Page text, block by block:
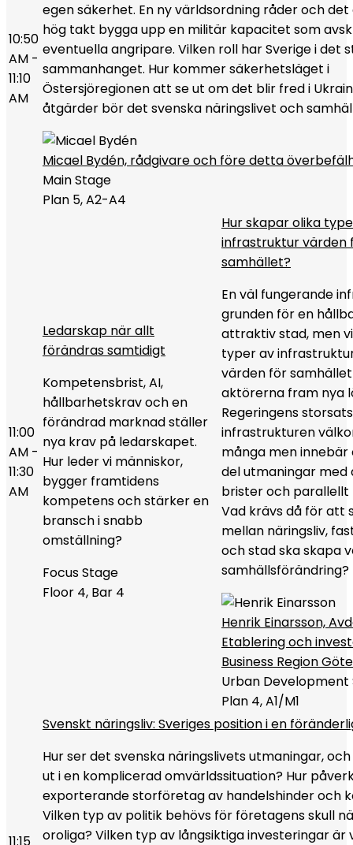
10:50
AM -
11:10
AM
egen säkerhet. En ny världsordning råder och
hög takt bygga upp en militär kapacitet som
eventuella angripare. Vilken roll har Sverige i det
sammanhanget. Hur kommer säkerhetsläget i
Östersjöregionen att se ut om det blir fred i
åtgärder bör det svenska näringslivet och
Micael Bydén, rådgivare och före detta
Main Stage
Plan 5, A2-A4
11:00
AM -
11:30
AM
Ledarskap när allt
förändras samtidigt
Kompetensbrist, AI,
hållbarhetskrav och en
förändrad marknad ställer
nya krav på ledarskapet.
Hur leder vi människor,
bygger framtidens
kompetens och stärker en
bransch i snabb
omställning?
Focus Stage
Floor 4, Bar 4
Hur skapar olika
infrastruktur värden
samhället?
En väl fungerande
grunden för en
attraktiv stad, men
typer av
värden för
aktörerna fram nya
Regeringens
infrastrukturen
många men innebär
del utmaningar
brister och parallellt
Vad krävs då för att
mellan näringsliv,
och stad ska skapa
samhällsförändring?
Henrik Einarsson,
Etablering och
Business Region
Urban Development
Plan 4, A1/M1
Svenskt näringsliv: Sveriges position i en
Hur ser det svenska näringslivets utmaningar,
ut i en komplicerad omvärldssituation? Hur
exporterande storföretag av handelshinder och
Vilken typ av politik behövs för företagens skull
oroliga? Vilken typ av långsiktiga investeringar är